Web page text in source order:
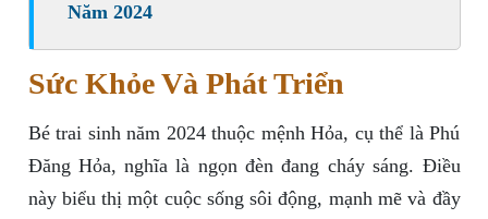
Năm 2024
Sức Khỏe Và Phát Triển
Bé trai sinh năm 2024 thuộc mệnh Hỏa, cụ thể là Phú
Đăng Hỏa, nghĩa là ngọn đèn đang cháy sáng. Điều
này biểu thị một cuộc sống sôi động, mạnh mẽ và đầy